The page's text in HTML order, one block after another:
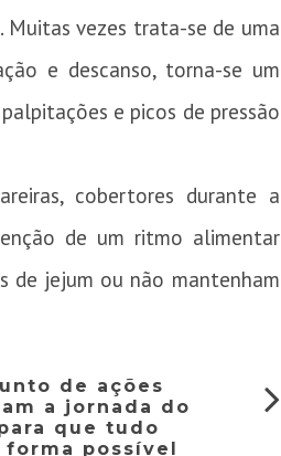
vezes trata-se de uma
e descanso, torna-se um
e picos de pressão
cobertores durante a
de um ritmo alimentar
de jejum ou não mantenham
de ações
a jornada do
que tudo
possível